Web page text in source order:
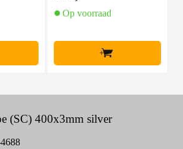
Op voorraad
+
(SC) 400x3mm silver